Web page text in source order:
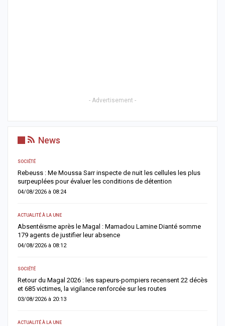
- Advertisement -
News
SOCIÉTÉ
Rebeuss : Me Moussa Sarr inspecte de nuit les cellules les plus
surpeuplées pour évaluer les conditions de détention
04/08/2026 à 08:24
ACTUALITÉ À LA UNE
Absentéisme après le Magal : Mamadou Lamine Dianté somme
179 agents de justifier leur absence
04/08/2026 à 08:12
SOCIÉTÉ
Retour du Magal 2026 : les sapeurs-pompiers recensent 22 décès
et 685 victimes, la vigilance renforcée sur les routes
03/08/2026 à 20:13
ACTUALITÉ À LA UNE